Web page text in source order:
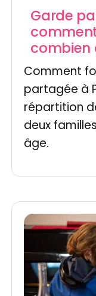
Garde
combien
Comment
partagée à
répartition
deux
âge.